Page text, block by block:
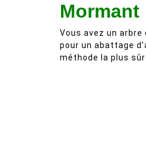
Mormant
Vous avez un arbre
pour un abattage
méthode la plus